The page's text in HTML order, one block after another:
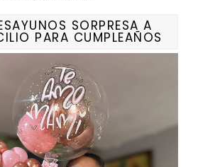
SORPRESA A
PARA CUMPLEAÑOS